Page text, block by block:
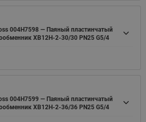
004H7598 — Паяный пластинчатый
XB12H-2-30/30 PN25 G5/4
004H7599 — Паяный пластинчатый
XB12H-2-36/36 PN25 G5/4